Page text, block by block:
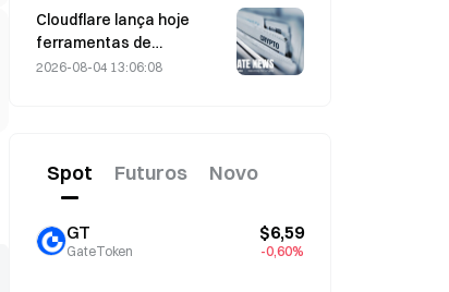
enviadas
automaticamente aos
detentores de carteiras,
Cloudflare lança hoje
ferramentas de
identidade e carteiras
2026-08-04 13:06:08
Spot Futuros Novo
GT
GateToken
$6,59
-0,60%